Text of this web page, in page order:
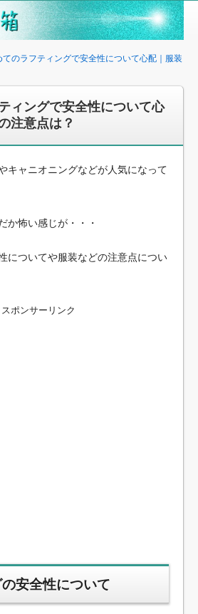
てのラフティングで安全性について心配｜服装
ィングで安全性について心
注意点は？
キャニオニングなどが人気になって
か怖い感じが・・・
についてや服装などの注意点につい
スポンサーリンク
安全性について